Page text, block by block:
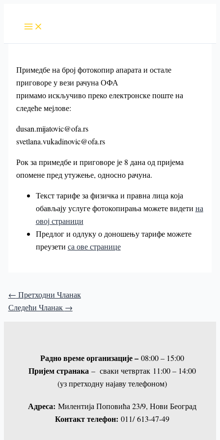
Примедбе на број фотокопир апарата и остале
приговоре у вези рачуна ОФА
примамо искључиво преко електронске поште на
следеће мејлове:
dusan.mijatovic@ofa.rs
svetlana.vukadinovic@ofa.rs
Рок за примедбе и приговоре је 8 дана од пријема
опомене пред утужење, односно рачуна.
Текст тарифе за физичка и правна лица која
обављају услуге фотокопирања можете видети на
овој страници
Предлог и одлуку о доношењу тарифе можете
преузети са ове странице
← Претходни Чланак
Следећи Чланак →
Радно време организације – 08:00 – 15:00
Пријем странaка – сваки четвртак 11:00 – 14:00
(уз претходну најаву телефоном)
Адреса: Милентија Поповића 23/9, Нови Београд
Контакт телефон: 011/ 613-47-49